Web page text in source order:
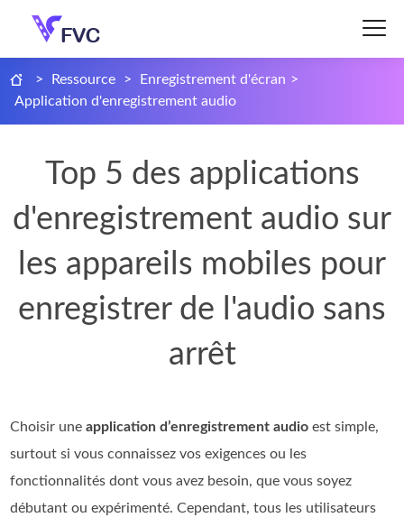
> Ressource > Enregistrement d'écran >
Application d'enregistrement audio
Top 5 des applications
d'enregistrement audio sur
les appareils mobiles pour
enregistrer de l'audio sans
arrêt
Choisir uneapplication d’enregistrement audio est simple,
surtout si vous connaissez vos exigences ou les
fonctionnalités dont vous avez besoin, que vous soyez
débutant ou expérimenté. Cependant, tous les utilisateurs